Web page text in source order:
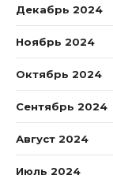
Декабрь 2024
Ноябрь 2024
Октябрь 2024
Сентябрь 2024
Август 2024
Июль 2024